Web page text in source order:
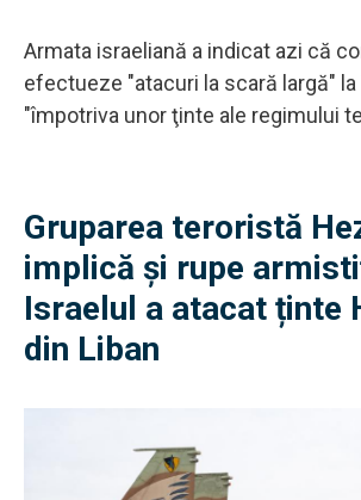
Armata israeliană a indicat azi că
efectueze "atacuri la scară largă" la
"împotriva unor ţinte ale regimului
Gruparea teroristă
implică și rupe
Israelul a atacat ținte
din Liban